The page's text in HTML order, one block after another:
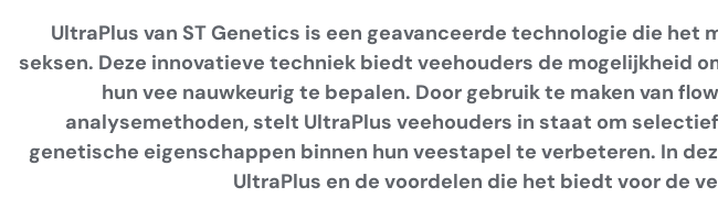
UltraPlus van ST Genetics is een geavanceerde technologie die het
seksen. Deze innovatieve techniek biedt veehouders de mogelijkheid
hun vee nauwkeurig te bepalen. Door gebruik te maken van
analysemethoden, stelt UltraPlus veehouders in staat om
genetische eigenschappen binnen hun veestapel te verbeteren. In
UltraPlus en de voordelen die het biedt voor de